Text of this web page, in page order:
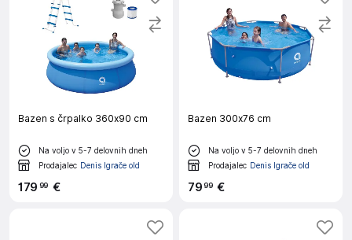
Bazen s črpalko 360x90 cm
Na voljo v 5-7 delovnih dneh
Prodajalec Denis Igrače old
179 99 €
Bazen 300x76 cm
Na voljo v 5-7 delovnih dneh
Prodajalec Denis Igrače old
7999 €